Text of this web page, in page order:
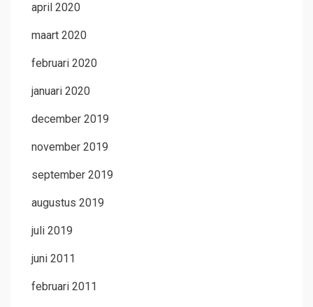
april 2020
maart 2020
februari 2020
januari 2020
december 2019
november 2019
september 2019
augustus 2019
juli 2019
juni 2011
februari 2011